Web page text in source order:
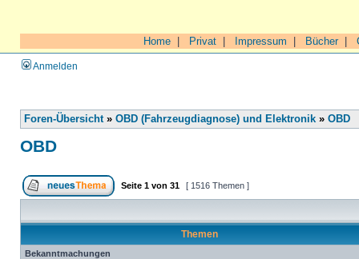
Home Privat Impressum Bücher|
Anmelden
Foren-Übersicht» OBD (Fahrzeugdiagnose) und Elektronik » OBD
OBD
Seite 1 von 31 [ 1516 Themen ]
Themen
Bekanntmachungen